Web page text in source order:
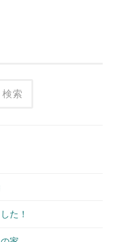
た！